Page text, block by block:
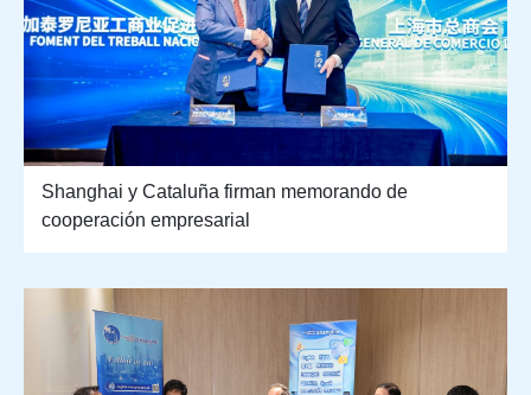
Shanghai y Cataluña firman memorando de
cooperación empresarial